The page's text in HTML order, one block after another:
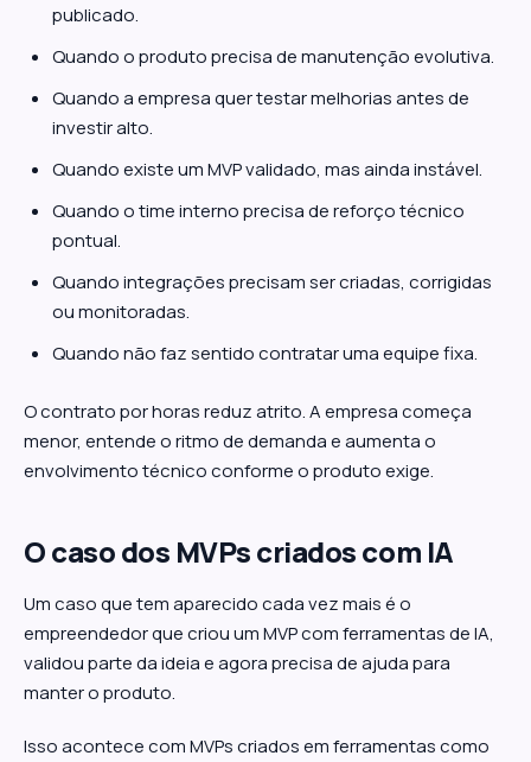
publicado.
Quando o produto precisa de manutenção evolutiva.
Quando a empresa quer testar melhorias antes de
investir alto.
Quando existe um MVP validado, mas ainda instável.
Quando o time interno precisa de reforço técnico
pontual.
Quando integrações precisam ser criadas, corrigidas
ou monitoradas.
Quando não faz sentido contratar uma equipe fixa.
O contrato por horas reduz atrito. A empresa começa
menor, entende o ritmo de demanda e aumenta o
envolvimento técnico conforme o produto exige.
O caso dos MVPs criados com IA
Um caso que tem aparecido cada vez mais é o
empreendedor que criou um MVP com ferramentas de IA,
validou parte da ideia e agora precisa de ajuda para
manter o produto.
Isso acontece com MVPs criados em ferramentas como